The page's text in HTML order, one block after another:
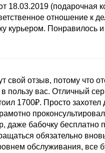
18.03.2019 (подарочная
отношение к
курьером. Понравилось
свой отзыв, потому что
пользу вас. Отличный
1700₽. Просто
даже бабочку бесплатно
обязательно
обслуживания, все